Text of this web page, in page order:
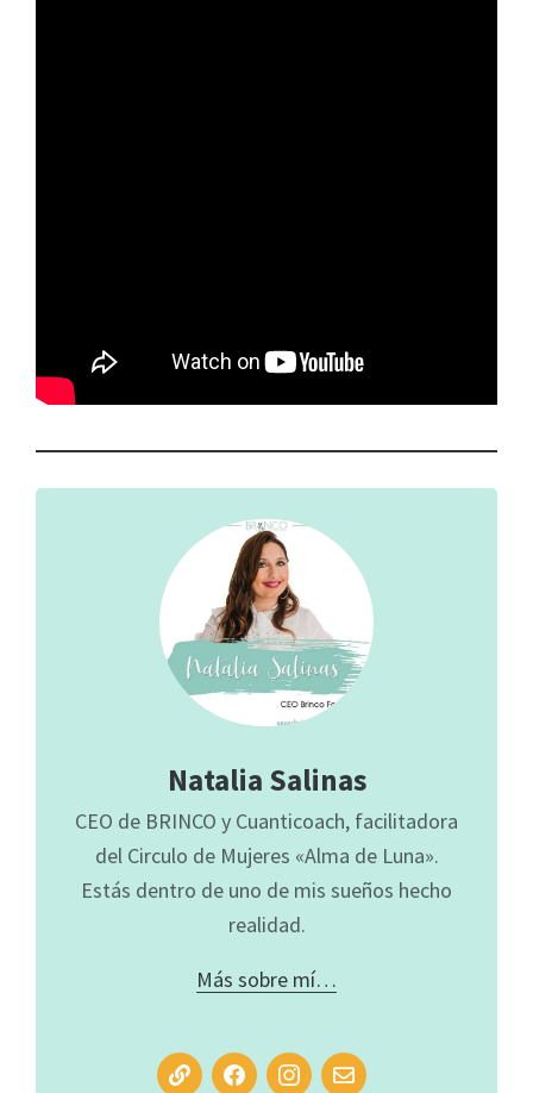
Natalia Salinas
CEO de BRINCO y Cuanticoach, facilitadora
del Circulo de Mujeres «Alma de Luna».
Estás dentro de uno de mis sueños hecho
realidad.
Más sobre mí…